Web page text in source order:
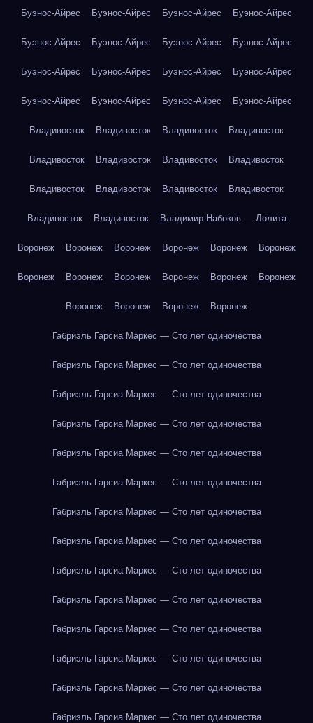
Буэнос-Айрес Буэнос-Айрес Буэнос-Айрес Буэнос-Айрес
Буэнос-Айрес Буэнос-Айрес Буэнос-Айрес Буэнос-Айрес
Буэнос-Айрес Буэнос-Айрес Буэнос-Айрес Буэнос-Айрес
Буэнос-Айрес Буэнос-Айрес Буэнос-Айрес Буэнос-Айрес
Владивосток Владивосток Владивосток Владивосток
Владивосток Владивосток Владивосток Владивосток
Владивосток Владивосток Владивосток Владивосток
Владивосток Владивосток Владимир Набоков — Лолита
Воронеж Воронеж Воронеж Воронеж Воронеж Воронеж
Воронеж Воронеж Воронеж Воронеж Воронеж Воронеж
Воронеж Воронеж Воронеж Воронеж
Габриэль Гарсиа Маркес — Сто лет одиночества
Габриэль Гарсиа Маркес — Сто лет одиночества
Габриэль Гарсиа Маркес — Сто лет одиночества
Габриэль Гарсиа Маркес — Сто лет одиночества
Габриэль Гарсиа Маркес — Сто лет одиночества
Габриэль Гарсиа Маркес — Сто лет одиночества
Габриэль Гарсиа Маркес — Сто лет одиночества
Габриэль Гарсиа Маркес — Сто лет одиночества
Габриэль Гарсиа Маркес — Сто лет одиночества
Габриэль Гарсиа Маркес — Сто лет одиночества
Габриэль Гарсиа Маркес — Сто лет одиночества
Габриэль Гарсиа Маркес — Сто лет одиночества
Габриэль Гарсиа Маркес — Сто лет одиночества
Габриэль Гарсиа Маркес — Сто лет одиночества